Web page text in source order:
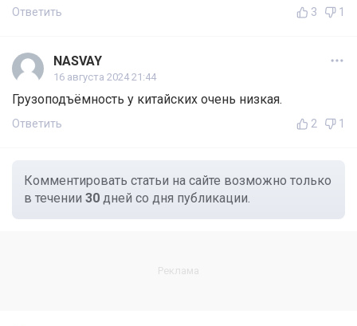
Ответить 3 1
NASVAY
16 августа 2024 21:44
Грузоподъёмность у китайских очень низкая.
Ответить 2 1
Комментировать статьи на сайте возможно только
в течении 30 дней со дня публикации.